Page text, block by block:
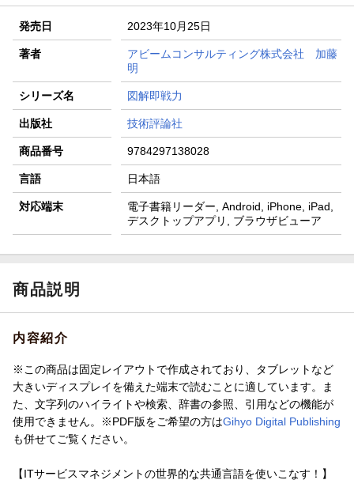
発売日 2023年10月25日
著者
アビームコンサルティング株式会社 加藤
明
シリーズ名 図解即戦力
出版社 技術評論社
商品番号 9784297138028
言語 日本語
対応端末
電子書籍リーダー, Android, iPhone, iPad,
デスクトップアプリ, ブラウザビューア
商品説明
内容紹介
※この商品は固定レイアウトで作成されており、タブレットなど
大きいディスプレイを備えた端末で読むことに適しています。ま
た、文字列のハイライトや検索、辞書の参照、引用などの機能が
使用できません。※PDF版をご希望の方はGihyo Digital Publishing
も併せてご覧ください。
【ITサービスマネジメントの世界的な共通言語を使いこなす！】